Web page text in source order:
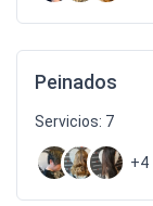
Peinados
Servicios: 7
+4